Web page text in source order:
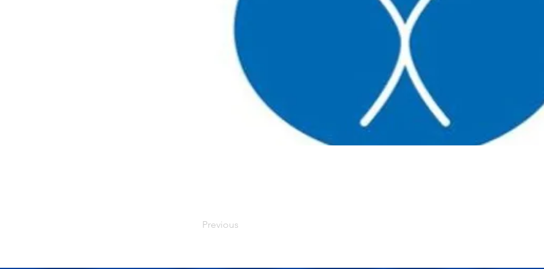
Previous